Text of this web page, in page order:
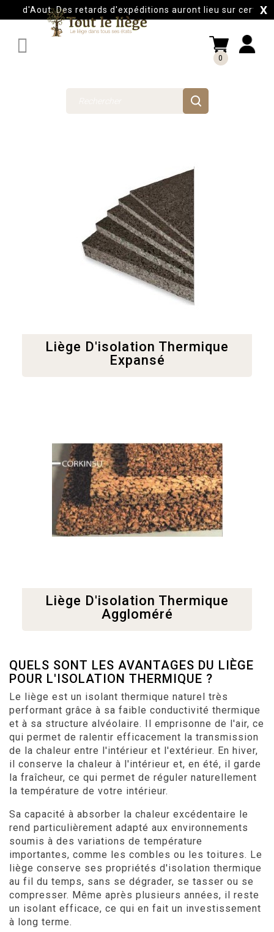
Des retards d'expéditions auront lieu sur certains X

0
Liège D'isolation Thermique
Expansé
Liège D'isolation Thermique
Aggloméré
QUELS SONT LES AVANTAGES DU LIÈGE
POUR L'ISOLATION THERMIQUE ?
Le liège est un isolant thermique naturel très
performant grâce à sa faible conductivité thermique
et à sa structure alvéolaire. Il emprisonne de l'air, ce
qui permet de ralentir efficacement la transmission
de la chaleur entre l'intérieur et l'extérieur. En hiver,
il conserve la chaleur à l'intérieur et, en été, il garde
la fraîcheur, ce qui permet de réguler naturellement
la température de votre intérieur.
Sa capacité à absorber la chaleur excédentaire le
rend particulièrement adapté aux environnements
soumis à des variations de température
importantes, comme les combles ou les toitures. Le
liège conserve ses propriétés d'isolation thermique
au fil du temps, sans se dégrader, se tasser ou se
compresser. Même après plusieurs années, il reste
un isolant efficace, ce qui en fait un investissement
à long terme.